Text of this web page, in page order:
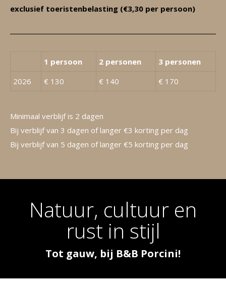
exclusief toeristenbelasting (€3,30 per persoon)
1 persoon 2 personen
3 personen
2026
€ 130 € 140 € 170
Minimaal verblijf is 2 dagen
Bij verblijf van 3 dagen of langer €3 korting per dag
Bij verblijf van 5 dagen of langer €5 korting per dag
Natuur, cultuur en
rust in stijl
Tot gauw, bij B&B Porcini!